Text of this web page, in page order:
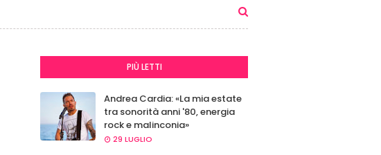
PIÙ LETTI
Andrea Cardia: «La mia estate
tra sonorità anni '80, energia
rock e malinconia»
29 LUGLIO